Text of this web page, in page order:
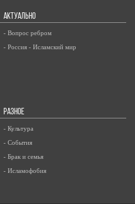
АКТУАЛЬНО
- Вопрос ребром
- Россия - Исламский мир
РАЗНОЕ
- Культура
- События
- Брак и семья
- Исламофобия